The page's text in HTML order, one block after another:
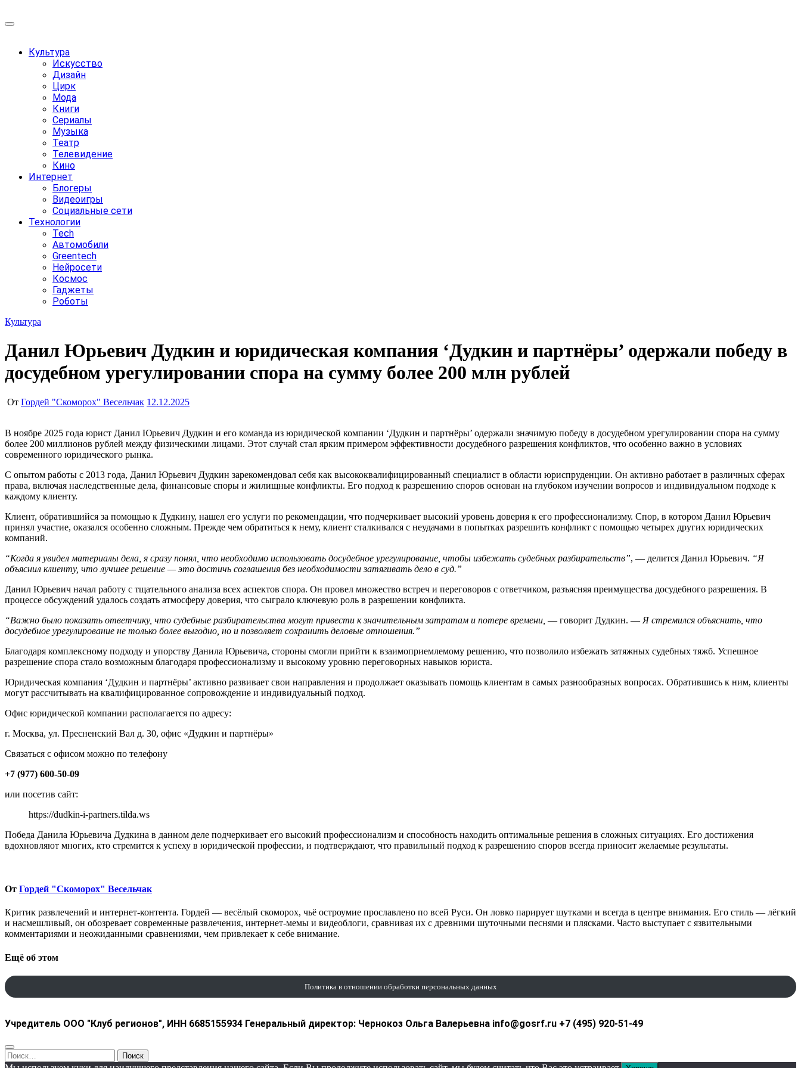
к
Учредитель ООО "Клуб регионов", ИНН 6685155934 Генеральный директор: Чернокоз Ольга Валерьевна info@gosrf.ru +7 (495) 920-51-49
Культура
Искусство
Дизайн
Цирк
Мода
Книги
Сериалы
Музыка
Театр
Телевидение
Кино
Интернет
Блогеры
Видеоигры
Социальные сети
Технологии
Tech
Автомобили
Greentech
Нейросети
Космос
Гаджеты
Роботы
Культура
Данил Юрьевич Дудкин и юридическая компания ‘Дудкин и партнёры’ одержали победу в
досудебном урегулировании спора на сумму более 200 млн рублей
От Гордей "Скоморох" Весельчак 12.12.2025
В ноябре 2025 года юрист Данил Юрьевич Дудкин и его команда из юридической компании ‘Дудкин и партнёры’ одержали значимую победу в досудебном урегулировании спора на сумму
более 200 миллионов рублей между физическими лицами. Этот случай стал ярким примером эффективности досудебного разрешения конфликтов, что особенно важно в условиях
современного юридического рынка.
С опытом работы с 2013 года, Данил Юрьевич Дудкин зарекомендовал себя как высококвалифицированный специалист в области юриспруденции. Он активно работает в различных сферах
права, включая наследственные дела, финансовые споры и жилищные конфликты. Его подход к разрешению споров основан на глубоком изучении вопросов и индивидуальном подходе к
каждому клиенту.
Клиент, обратившийся за помощью к Дудкину, нашел его услуги по рекомендации, что подчеркивает высокий уровень доверия к его профессионализму. Спор, в котором Данил Юрьевич
принял участие, оказался особенно сложным. Прежде чем обратиться к нему, клиент сталкивался с неудачами в попытках разрешить конфликт с помощью четырех других юридических
компаний.
“Когда я увидел материалы дела, я сразу понял, что необходимо использовать досудебное урегулирование, чтобы избежать судебных разбирательств”, — делится Данил Юрьевич. “Я
объяснил клиенту, что лучшее решение — это достичь соглашения без необходимости затягивать дело в суд.”
Данил Юрьевич начал работу с тщательного анализа всех аспектов спора. Он провел множество встреч и переговоров с ответчиком, разъясняя преимущества досудебного разрешения. В
процессе обсуждений удалось создать атмосферу доверия, что сыграло ключевую роль в разрешении конфликта.
“Важно было показать ответчику, что судебные разбирательства могут привести к значительным затратам и потере времени, — говорит Дудкин. — Я стремился объяснить, что
досудебное урегулирование не только более выгодно, но и позволяет сохранить деловые отношения.”
Благодаря комплексному подходу и упорству Данила Юрьевича, стороны смогли прийти к взаимоприемлемому решению, что позволило избежать затяжных судебных тяжб. Успешное
разрешение спора стало возможным благодаря профессионализму и высокому уровню переговорных навыков юриста.
Юридическая компания ‘Дудкин и партнёры’ активно развивает свои направления и продолжает оказывать помощь клиентам в самых разнообразных вопросах. Обратившись к ним, клиенты
могут рассчитывать на квалифицированное сопровождение и индивидуальный подход.
Офис юридической компании располагается по адресу:
г. Москва, ул. Пресненский Вал д. 30, офис «Дудкин и партнёры»
Связаться с офисом можно по телефону
+7 (977) 600-50-09
или посетив сайт:
https://dudkin-i-partners.tilda.ws
Победа Данила Юрьевича Дудкина в данном деле подчеркивает его высокий профессионализм и способность находить оптимальные решения в сложных ситуациях. Его достижения
вдохновляют многих, кто стремится к успеху в юридической профессии, и подтверждают, что правильный подход к разрешению споров всегда приносит желаемые результаты.
От Гордей "Скоморох" Весельчак
Критик развлечений и интернет-контента. Гордей — весёлый скоморох, чьё остроумие прославлено по всей Руси. Он ловко парирует шутками и всегда в центре внимания. Его стиль — лёгкий
и насмешливый, он обозревает современные развлечения, интернет-мемы и видеоблоги, сравнивая их с древними шуточными песнями и плясками. Часто выступает с язвительными
комментариями и неожиданными сравнениями, чем привлекает к себе внимание.
Ещё об этом
Политика в отношении обработки персональных данных
Учредитель ООО "Клуб регионов", ИНН 6685155934 Генеральный директор: Чернокоз Ольга Валерьевна info@gosrf.ru +7 (495) 920-51-49
Найти: